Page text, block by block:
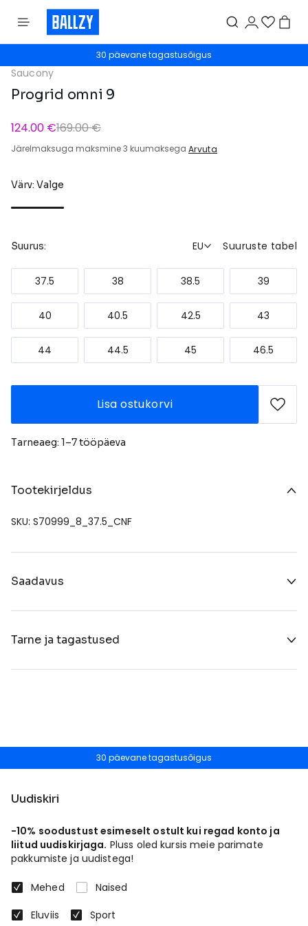
30 päevane tagastusõigus
Saucony
Progrid omni 9
124.00 €169.00 €
Järelmaksuga maksmine 3 kuumaksega Arvuta
Värv: Valge
Suurus: EU Suuruste tabel
37.5 38 38.5 39
40 40.5 42.5 43
44 44.5 45 46.5
Lisa ostukorvi
Tarneaeg: 1–7 tööpäeva
Tootekirjeldus
SKU: S70999_8_37.5_CNF
Saadavus
Tarne ja tagastused
30 päevane tagastusõigus
Uudiskiri
-10% soodustust esimeselt ostult kui regad konto ja
liitud uudiskirjaga. Pluss oled kursis meie parimate
pakkumiste ja uudistega!
Mehed
Naised
Eluviis
Sport